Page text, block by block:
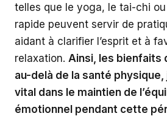
telles que le yoga, le tai-chi
rapide peuvent servir de
aidant à clarifier l’esprit et à
relaxation. Ainsi, les bienfaits
au-delà de la santé physique,
vital dans le maintien de
émotionnel pendant cette